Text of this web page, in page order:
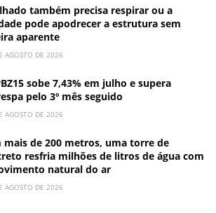
também precisa respirar ou a
pode apodrecer a estrutura sem
aparente
AGOSTO DE 2026
sobe 7,43% em julho e supera
pelo 3º mês seguido
AGOSTO DE 2026
mais de 200 metros, uma torre de
resfria milhões de litros de água com
natural do ar
AGOSTO DE 2026